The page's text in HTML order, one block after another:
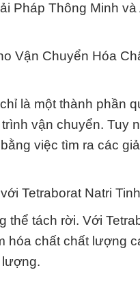
Pháp Thông Minh
Vận Chuyển Hóa
là một thành phần
vận chuyển. Tuy
việc tìm ra các
Tetraborat Natri
tách rời. Với
hóa chất chất lượng
lượng.